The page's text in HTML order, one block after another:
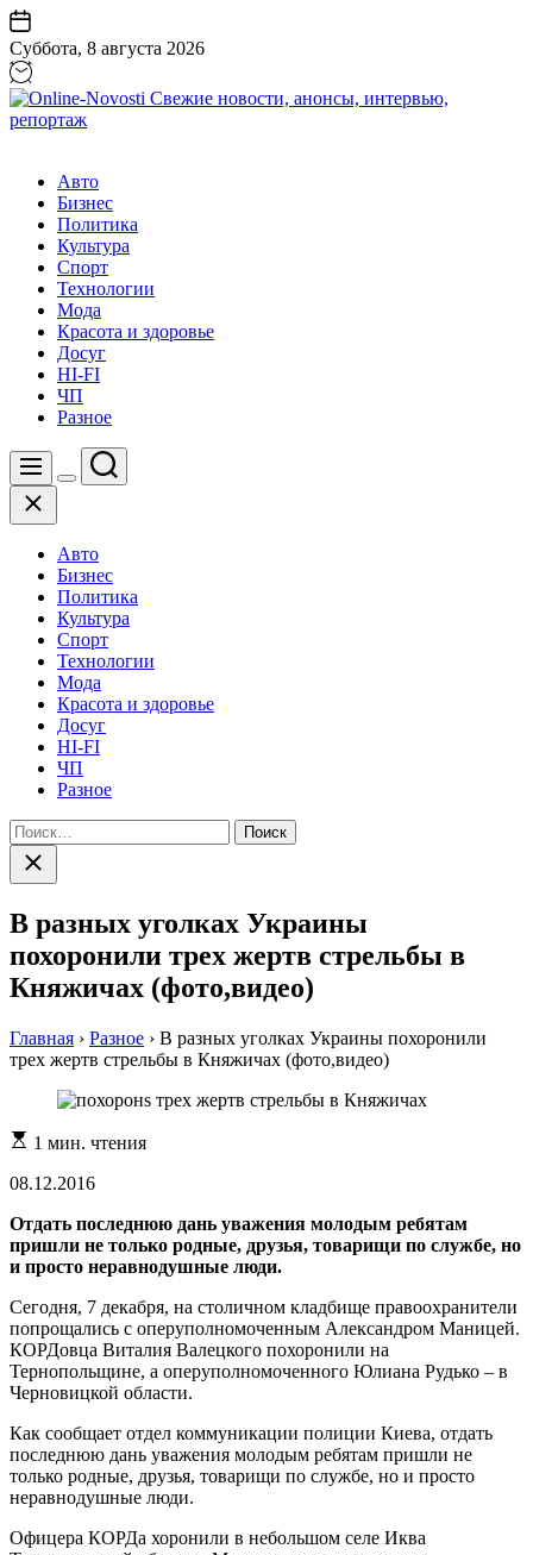
Перейти
к
содержанию
Суббота, 8 августа 2026
Свежие
новости,
анонсы,
интервью,
репортаж
Авто
Бизнес
Политика
Культура
Спорт
Технологии
Мода
Красота и здоровье
Досуг
HI-FI
ЧП
Разное
Меню
Цвет
Поиск
Закрыть
Авто
Бизнес
Политика
Культура
Спорт
Технологии
Мода
Красота и здоровье
Досуг
HI-FI
ЧП
Разное
Найти:
Закрыть
поиск
В разных уголках Украины
похоронили трех жертв стрельбы в
Княжичах (фото,видео)
Главная › Разное › В разных уголках Украины похоронили
трех жертв стрельбы в Княжичах (фото,видео)
Расчетное
чтения
1 мин. чтения
08.12.2016
Отдать последнюю дань уважения молодым ребятам
пришли не только родные, друзья, товарищи по службе, но
и просто неравнодушные люди.
Сегодня, 7 декабря, на столичном кладбище правоохранители
попрощались с оперуполномоченным Александром Маницей.
КОРДовца Виталия Валецкого похоронили на
Тернопольщине, а оперуполномоченного Юлиана Рудько – в
Черновицкой области.
Как сообщает отдел коммуникации полиции Киева, отдать
последнюю дань уважения молодым ребятам пришли не
только родные, друзья, товарищи по службе, но и просто
неравнодушные люди.
Офицера КОРДа хоронили в небольшом селе Иква